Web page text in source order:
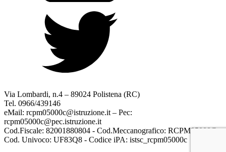
Via Lombardi, n.4 – 89024 Polistena (RC)
Tel. 0966/439146
eMail: rcpm05000c@istruzione.it – Pec:
rcpm05000c@pec.istruzione.it
Cod.Fiscale: 82001880804 - Cod.Meccanografico: RCPM05000C
Cod. Univoco: UF83Q8 - Codice iPA: istsc_rcpm05000c